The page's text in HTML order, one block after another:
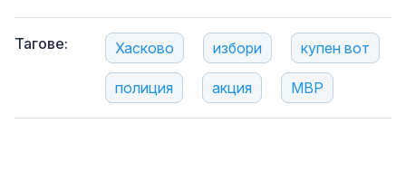
Тагове: Хасково избори купен вот
полиция акция МВР